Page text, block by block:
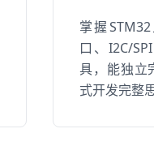
掌握
口、I2C/
具，能独立
式开发完整